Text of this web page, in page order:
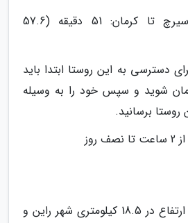
فاصله روستای سیرچ تا کرمان: 51 دقیقه (57.6
دسترسی به این روستا ابتدا باید
شوید و سپس خود را به وسیله
برسانید.
آبشار راین یا زر رود با ارتفاع در 18.5 کیلومتری شهر راین و